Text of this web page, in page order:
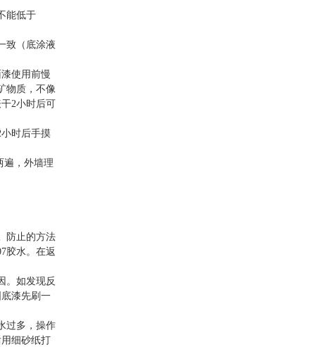
能低于
致（底涂液
使用前慢
物质，不像
2小时后可
时后手摸
遍，外墙理
防止的方法
胶水。在返
。如发现反
漆先刷一
过多，操作
细砂纸打